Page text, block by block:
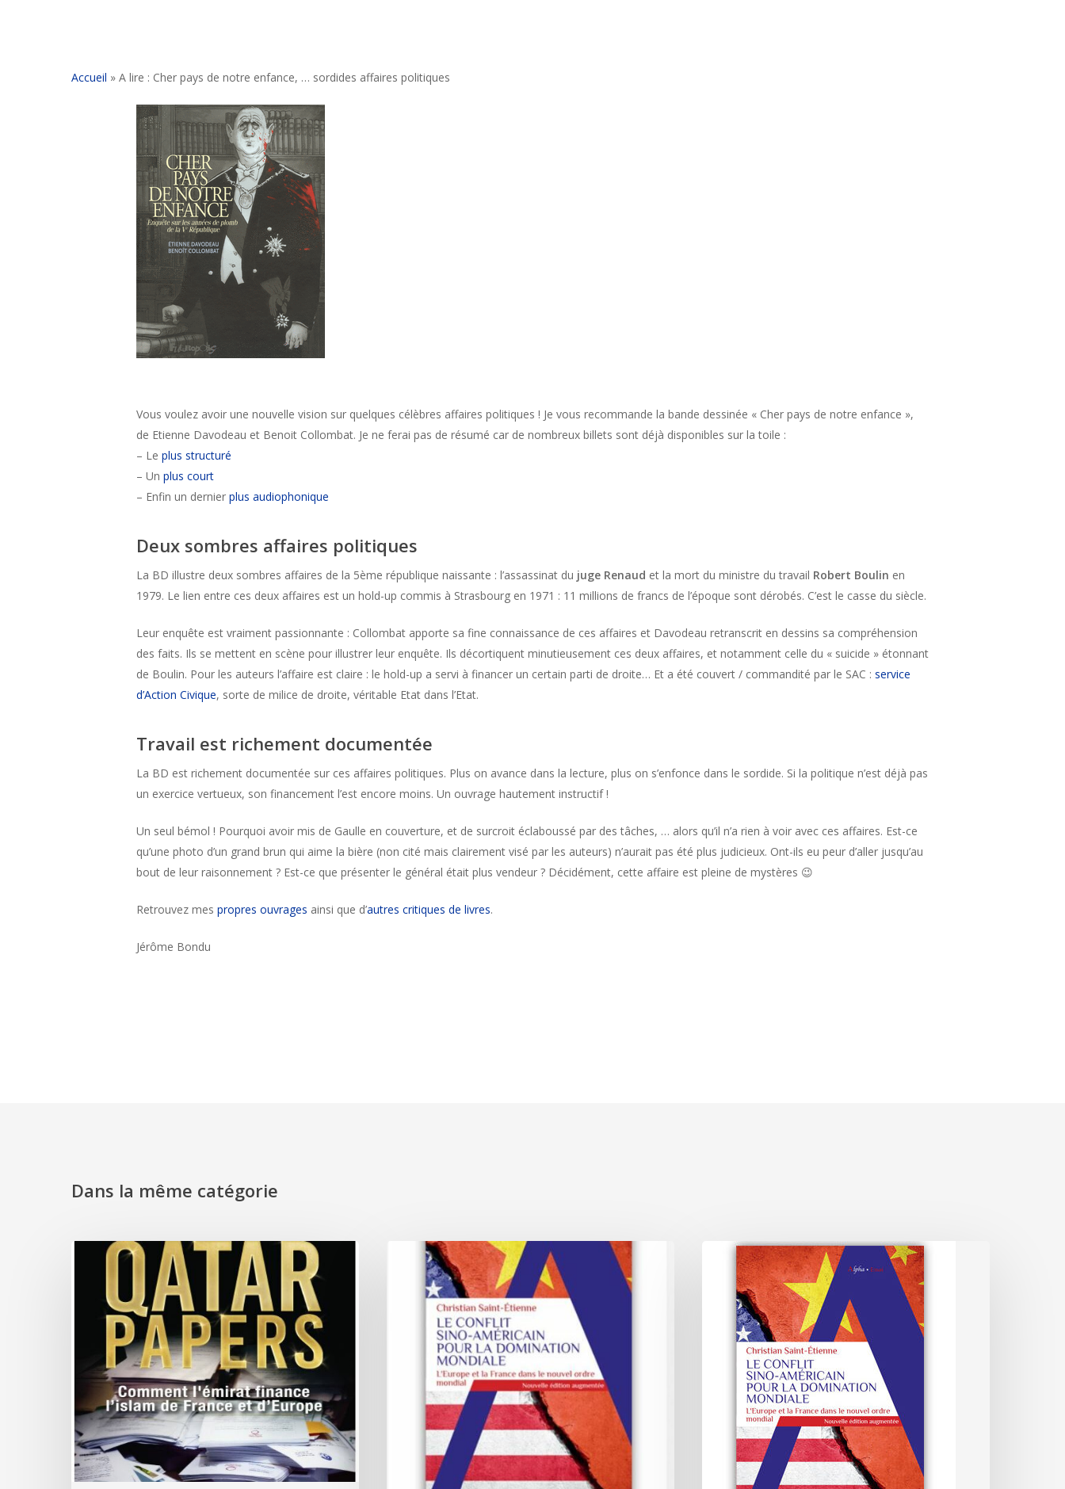
Accueil » A lire : Cher pays de notre enfance, … sordides affaires politiques
Vous voulez avoir une nouvelle vision sur quelques célèbres affaires politiques ! Je vous recommande la bande dessinée « Cher pays de notre enfance »,
de Etienne Davodeau et Benoit Collombat. Je ne ferai pas de résumé car de nombreux billets sont déjà disponibles sur la toile :
– Le plus structuré
– Un plus court
– Enfin un dernier plus audiophonique
Deux sombres affaires politiques
La BD illustre deux sombres affaires de la 5ème république naissante : l’assassinat du juge Renaud et la mort du ministre du travail Robert Boulin en
1979. Le lien entre ces deux affaires est un hold-up commis à Strasbourg en 1971 : 11 millions de francs de l’époque sont dérobés. C’est le casse du siècle.
Leur enquête est vraiment passionnante : Collombat apporte sa fine connaissance de ces affaires et Davodeau retranscrit en dessins sa compréhension
des faits. Ils se mettent en scène pour illustrer leur enquête. Ils décortiquent minutieusement ces deux affaires, et notamment celle du « suicide » étonnant
de Boulin. Pour les auteurs l’affaire est claire : le hold-up a servi à financer un certain parti de droite… Et a été couvert / commandité par le SAC : service
d’Action Civique, sorte de milice de droite, véritable Etat dans l’Etat.
Travail est richement documentée
La BD est richement documentée sur ces affaires politiques. Plus on avance dans la lecture, plus on s’enfonce dans le sordide. Si la politique n’est déjà pas
un exercice vertueux, son financement l’est encore moins. Un ouvrage hautement instructif !
Un seul bémol ! Pourquoi avoir mis de Gaulle en couverture, et de surcroit éclaboussé par des tâches, … alors qu’il n’a rien à voir avec ces affaires. Est-ce
qu’une photo d’un grand brun qui aime la bière (non cité mais clairement visé par les auteurs) n’aurait pas été plus judicieux. Ont-ils eu peur d’aller jusqu’au
bout de leur raisonnement ? Est-ce que présenter le général était plus vendeur ? Décidément, cette affaire est pleine de mystères 😉
Retrouvez mes propres ouvrages ainsi que d’autres critiques de livres.
Jérôme Bondu
Dans la même catégorie